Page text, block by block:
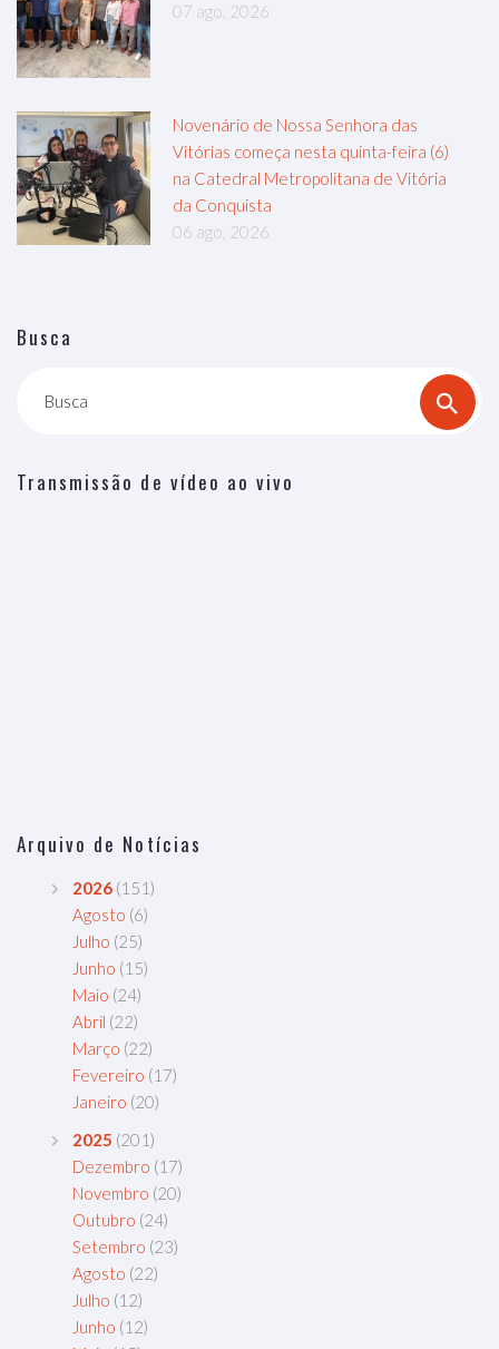
07 ago, 2026
Novenário de Nossa Senhora das
Vitórias começa nesta quinta-feira (6)
na Catedral Metropolitana de Vitória
da Conquista
06 ago, 2026
Busca
Busca
Transmissão de vídeo ao vivo
Arquivo de Notícias
2026 (151)
Agosto (6)
Julho (25)
Junho (15)
Maio (24)
Abril (22)
Março (22)
Fevereiro (17)
Janeiro (20)
2025 (201)
Dezembro (17)
Novembro (20)
Outubro (24)
Setembro (23)
Agosto (22)
Julho (12)
Junho (12)